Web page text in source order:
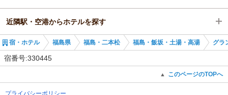
福島・二本松
福島・飯坂・土湯・高湯
福島県
福島・二本松
近隣駅・空港からホテルを探す
曽根田駅
宿・ホテル 福島県 福島・二本松 福島・飯坂・土湯・高湯 グラ
宿番号:330445
▲ このページのTOPへ
プライバシーポリシー